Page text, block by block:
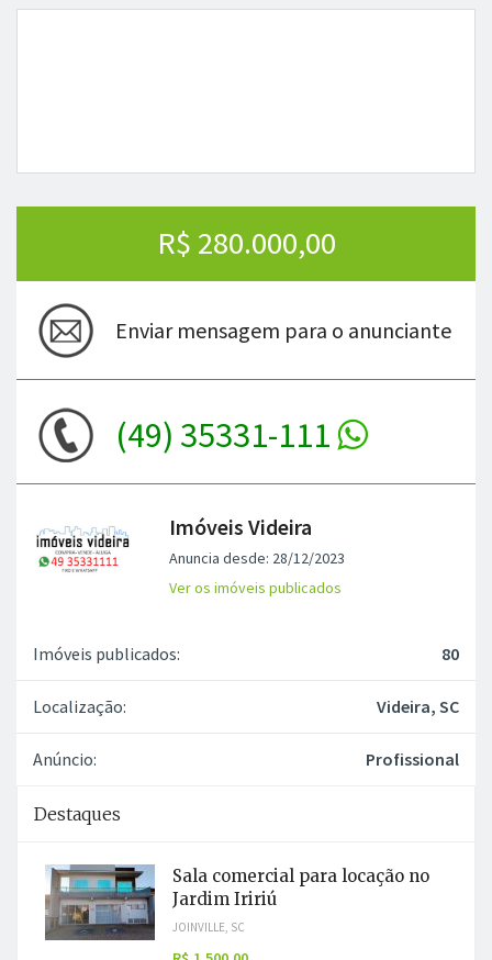
R$ 280.000,00
Enviar mensagem para o anunciante
(49) 35331-111
Imóveis Videira
Anuncia desde: 28/12/2023
Ver os imóveis publicados
Imóveis publicados: 80
Localização: Videira, SC
Anúncio: Profissional
Destaques
Sala comercial para locação no
Jardim Iririú
JOINVILLE, SC